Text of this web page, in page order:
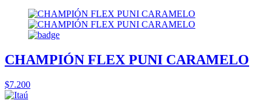
CHAMPIÓN FLEX PUNI CARAMELO
$7.200